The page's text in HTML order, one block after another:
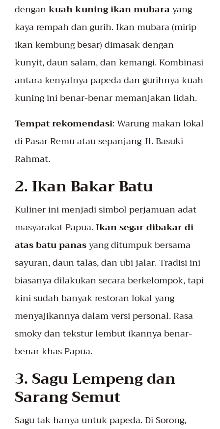
dengankuah kuning ikan mubarayang
kaya rempah dan gurih. Ikan mubara (mirip
ikan kembung besar) dimasak dengan
kunyit, daun salam, dan kemangi. Kombinasi
antara kenyalnya papeda dan gurihnya kuah
kuning ini benar-benar memanjakan lidah.
Tempat rekomendasi: Warung makan lokal
di Pasar Remu atau sepanjang Jl. Basuki
Rahmat.
2. Ikan Bakar Batu
Kuliner ini menjadi simbol perjamuan adat
masyarakat Papua.Ikan segar dibakar di
atas batu panasyang ditumpuk bersama
sayuran, daun talas, dan ubi jalar. Tradisi ini
biasanya dilakukan secara berkelompok, tapi
kini sudah banyak restoran lokal yang
menyajikannya dalam versi personal. Rasa
smoky dan tekstur lembut ikannya benar-
benar khas Papua.
3. Sagu Lempeng dan
Sarang Semut
Sagu tak hanya untuk papeda. Di Sorong,